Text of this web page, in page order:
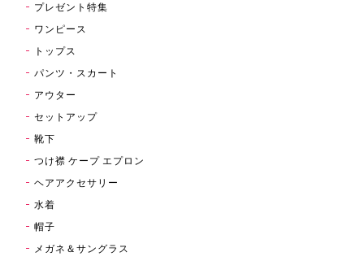
プレゼント特集
ワンピース
トップス
パンツ・スカート
アウター
セットアップ
靴下
つけ襟 ケープ エプロン
ヘアアクセサリー
水着
帽子
メガネ＆サングラス